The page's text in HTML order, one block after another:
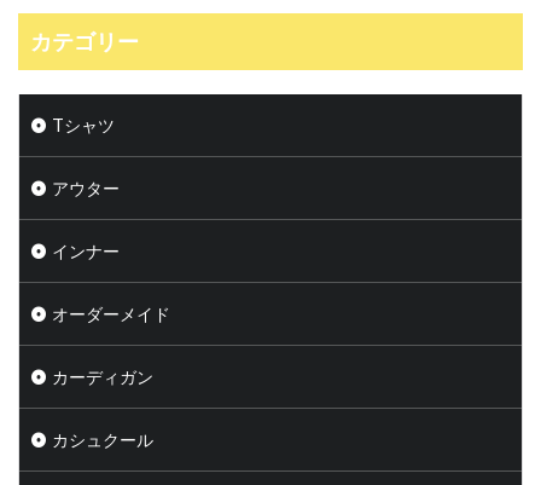
カテゴリー
Tシャツ
アウター
インナー
オーダーメイド
カーディガン
カシュクール